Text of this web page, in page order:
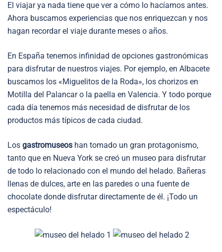
El viajar ya nada tiene que ver a cómo lo hacíamos antes.
Ahora buscamos experiencias que nos enriquezcan y nos
hagan recordar el viaje durante meses o años.
En España tenemos infinidad de opciones gastronómicas
para disfrutar de nuestros viajes. Por ejemplo, en Albacete
buscamos los «Miguelitos de la Roda», los chorizos en
Motilla del Palancar o la paella en Valencia. Y todo porque
cada día tenemos más necesidad de disfrutar de los
productos más típicos de cada ciudad.
Los gastromuseos han tomado un gran protagonismo,
tanto que en Nueva York se creó un museo para disfrutar
de todo lo relacionado con el mundo del helado. Bañeras
llenas de dulces, arte en las paredes o una fuente de
chocolate donde disfrutar directamente de él. ¡Todo un
espectáculo!